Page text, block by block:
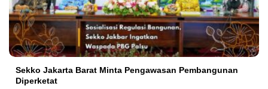
Sekko Jakarta Barat Minta Pengawasan Pembangunan
Diperketat